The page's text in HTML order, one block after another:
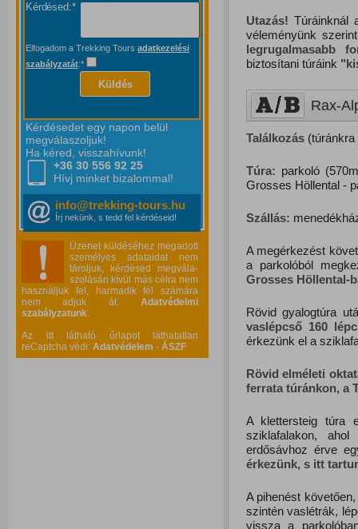
Kérdésed:*
Elfogadom a Trekking Tours adatkezelési
szabályzatát:*
Küldés
Kérdésedet egy napon belül
megválaszoljuk!
Ha kéred, visszahívunk!
+36 30 556 92 25
Hívj minket bizalommal!
info@trekking-tours.hu
Írj nekünk, s tedd fel kérdéseid!
Üzenet küldéséhez megadott
személyes adataidat nem
tároljuk, kérdésed megvála-
szolásán kívül más célra nem
használjuk fel, harmadik fél számára
nem adjuk át. Adatvédelmi
szabályzatunk.
Az itt látható űrlapot láthatatlan
reCaptcha védi: Adatvédelem - ÁSZF
Utazás! Túráinknál
véleményünk
legrugalmasabb
biztosítani túráink "
Rax-
Találkozás(túránkra
Túra: parkoló
Grosses Höllental -
Szállás:
A megérkezést
a parkolóból
Grosses Höllental-
Rövid gyalogtúra
vaslépcső 160
érkezünk el a
Rövid elméleti
ferrata túránkon, a
A klettersteig túra
sziklafalakon,
erdősávhoz érve
érkezünk, s itt
A pihenést
szintén vaslétrák,
vissza a